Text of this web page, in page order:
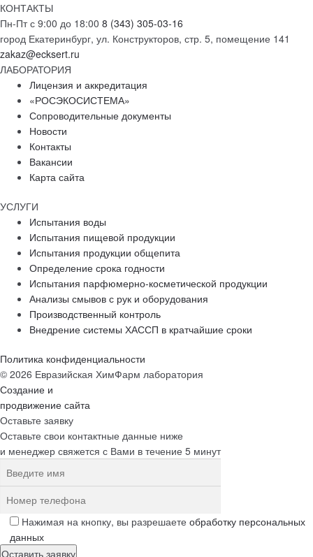
КОНТАКТЫ
Пн-Пт с 9:00 до 18:00 8 (343) 305-03-16
город Екатеринбург, ул. Конструкторов, стр. 5, помещение 141
zakaz@ecksert.ru
ЛАБОРАТОРИЯ
Лицензия и аккредитация
«РОСЭКОСИСТЕМА»
Сопроводительные документы
Новости
Контакты
Вакансии
Карта сайта
УСЛУГИ
Испытания воды
Испытания пищевой продукции
Испытания продукции общепита
Определение срока годности
Испытания парфюмерно-косметической продукции
Анализы смывов с рук и оборудования
Производственный контроль
Внедрение системы ХАССП в кратчайшие сроки
Политика конфиденциальности
© 2026 Евразийская ХимФарм лаборатория
Создание и
продвижение сайта
Оставьте заявку
Оставьте свои контактные данные ниже
и менеджер свяжется с Вами в течение 5 минут
Нажимая на кнопку, вы разрешаете обработку персональных
данных